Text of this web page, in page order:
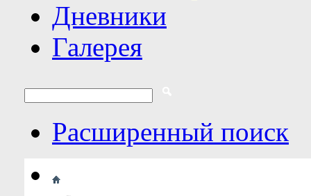
Дневники
Галерея
Расширенный поиск